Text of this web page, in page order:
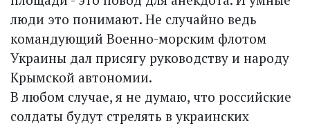
люди это понимают. Не случайно ведь
командующий Военно-морским флотом
Украины дал присягу руководству и народу
Крымской автономии.
В любом случае, я не думаю, что российские
солдаты будут стрелять в украинских